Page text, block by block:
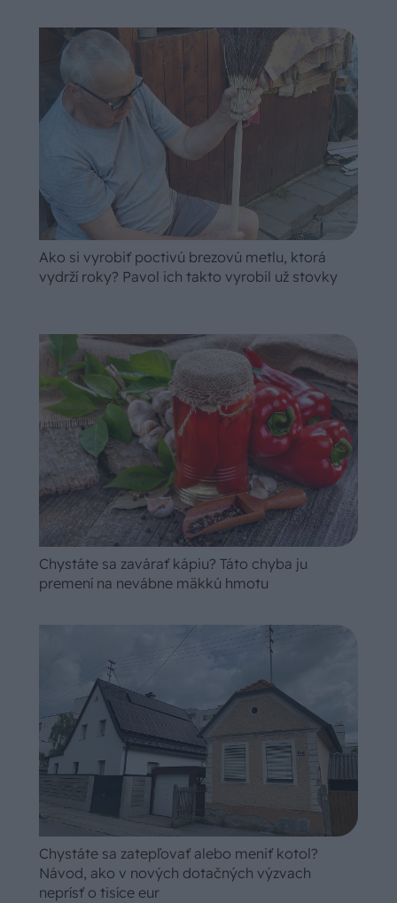
Ako si vyrobiť poctivú brezovú metlu, ktorá
vydrží roky? Pavol ich takto vyrobil už stovky
Chystáte sa zavárať kápiu? Táto chyba ju
premení na nevábne mäkkú hmotu
Chystáte sa zatepľovať alebo meniť kotol?
Návod, ako v nových dotačných výzvach
neprísť o tisíce eur